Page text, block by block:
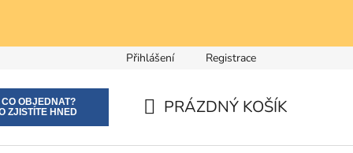
Přihlášení Registrace
PRÁZDNÝ KOŠÍK
CO OBJEDNAT?
ZJISTÍTE HNED